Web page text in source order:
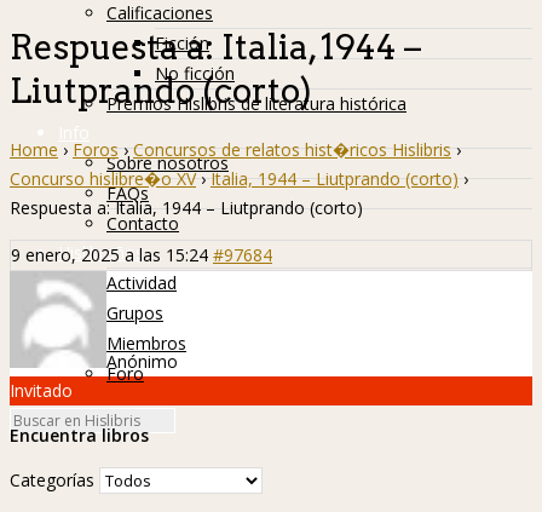
Calificaciones
Ficción
No ficción
Premios Hislibris de literatura histórica
Info
Sobre nosotros
FAQs
Contacto
Hislibreños
Actividad
Grupos
Miembros
Foro
Respuesta a: Italia, 1944 –
Liutprando (corto)
Home › Foros › Concursos de relatos hist�ricos Hislibris ›
Concurso hislibre�o XV › Italia, 1944 – Liutprando (corto) ›
Respuesta a: Italia, 1944 – Liutprando (corto)
9 enero, 2025 a las 15:24 #97684
Anónimo
Invitado
Encuentra libros
Categorías